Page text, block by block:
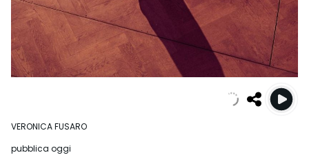
VERONICA FUSARO
pubblica oggi